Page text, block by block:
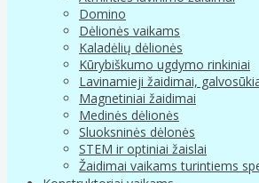
Domino
Dėlionės vaikams
Kaladėlių dėlionės
Kūrybiškumo ugdymo rinkiniai
Lavinamieji žaidimai,
Magnetiniai žaidimai
Medinės dėlionės
Sluoksninės dėlonės
STEM ir optiniai žaislai
Žaidimai vaikams turintiems